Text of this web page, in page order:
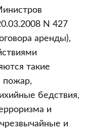
N 427
аренды),
такие
пожар,
бедствия,
и
и